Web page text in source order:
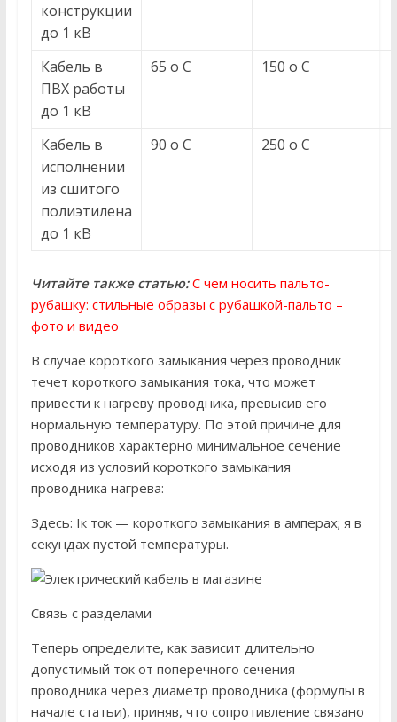
конструкции
до 1 кВ
Кабель в
ПВХ работы
до 1 кВ
65 о С 150 о С
Кабель в
исполнении
из сшитого
полиэтилена
до 1 кВ
90 о С 250 о С
Читайте также статью: С чем носить пальто-
рубашку: стильные образы с рубашкой-пальто –
фото и видео
В случае короткого замыкания через проводник
течет короткого замыкания тока, что может
привести к нагреву проводника, превысив его
нормальную температуру. По этой причине для
проводников характерно минимальное сечение
исходя из условий короткого замыкания
проводника нагрева:
Здесь: Iк ток — короткого замыкания в амперах; я в
секундах пустой температуры.
Связь с разделами
Теперь определите, как зависит длительно
допустимый ток от поперечного сечения
проводника через диаметр проводника (формулы в
начале статьи), приняв, что сопротивление связано